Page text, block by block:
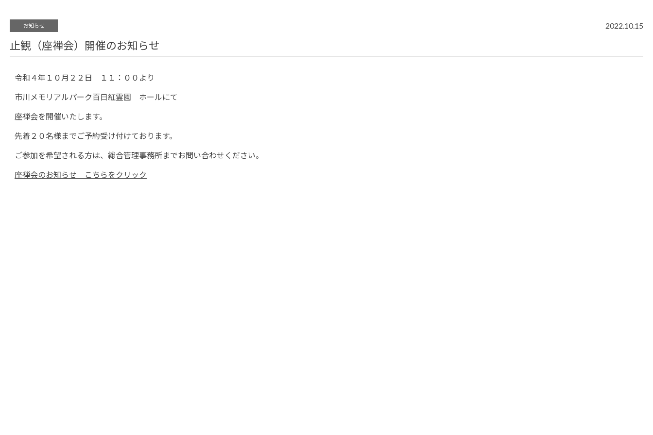
お知らせ 2022.10.15
止観（座禅会）開催のお知らせ
令和４年１０月２２日 １１：００より
市川メモリアルパーク百日紅霊園 ホールにて
座禅会を開催いたします。
先着２０名様までご予約受け付けております。
ご参加を希望される方は、総合管理事務所までお問い合わせください。
座禅会のお知らせ こちらをクリック